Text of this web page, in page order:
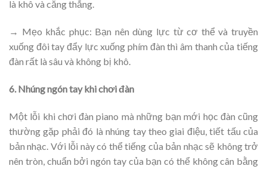
là khô và căng thẳng.
→ Mẹo khắc phục: Bạn nên dùng lực từ cơ thể và truyền
xuống đôi tay đẩy lực xuống phím đàn thì âm thanh của tiếng
đàn rất là sâu và không bị khô.
6. Nhúng ngón tay khi chơi đàn
Một lỗi khi chơi đàn piano mà những bạn mới học đàn cũng
thường gặp phải đó là nhúng tay theo giai điệu, tiết tấu của
bản nhạc. Với lỗi này có thể tiếng của bản nhạc sẽ không trở
nên tròn, chuẩn bởi ngón tay của bạn có thể không cân bằng